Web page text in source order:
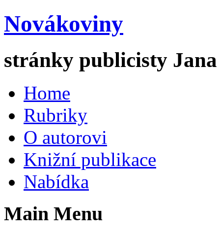
Novákoviny
stránky publicisty
Home
Rubriky
O autorovi
Knižní publikace
Nabídka
Main Menu